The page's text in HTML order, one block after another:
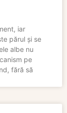
iar
părul și se
albe nu
pe
fără să